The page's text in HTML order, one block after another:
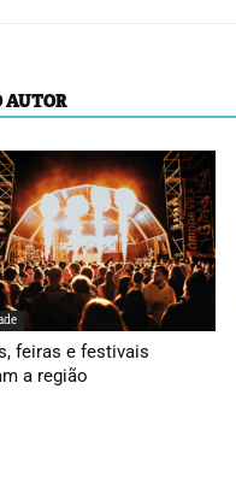
AUTOR
feiras e festivais
a região